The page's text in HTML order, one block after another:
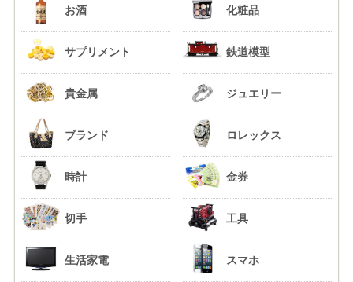
お酒 化粧品
サプリメント 鉄道模型
貴金属 ジュエリー
ブランド ロレックス
時計 金券
切手 工具
生活家電 スマホ